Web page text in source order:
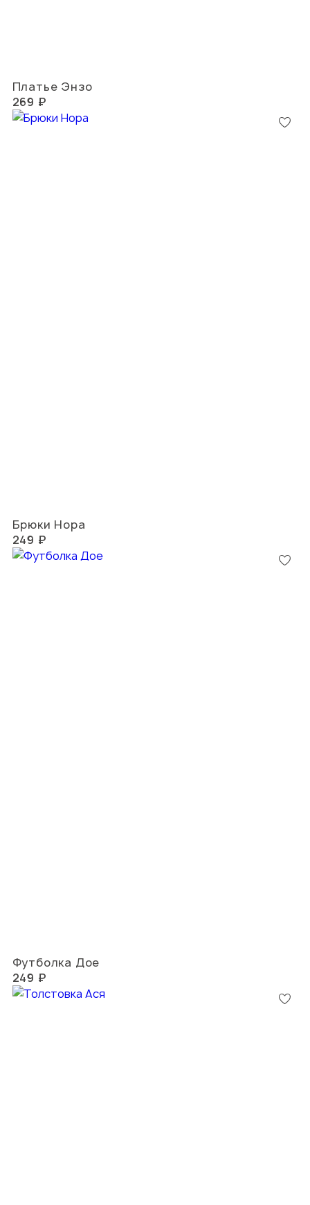
Платье Энзо
269 ₽
Брюки Нора
249 ₽
Футболка Дое
249 ₽